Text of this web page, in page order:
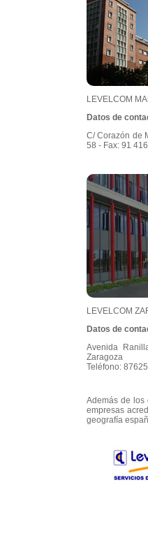
LEVELCOM
Datos de
C/ Corazón de
58 - Fax: 91
LEVELCOM
Datos de
Avenida
Zaragoza
Teléfono:
Además de los
empresas
geografía